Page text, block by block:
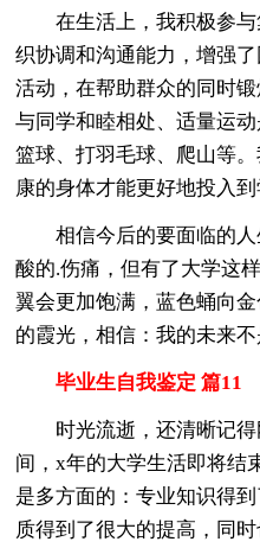
在生活上，我积极参与
织协调和沟通能力，增强
活动，在帮助群众的同时
与同学和睦相处、适量运
篮球、打羽毛球、爬山等
康的身体才能更好地投入到
相信今后的要面临的人
酸的.伤痛，但有了大学这
翼会更加饱满，蓝色蛹向
的霞光，相信：我的未来
毕业生自我鉴定 篇11
时光流逝，还清晰记得
间，x年的大学生活即将结
是多方面的：专业知识得
质得到了很大的提高，同